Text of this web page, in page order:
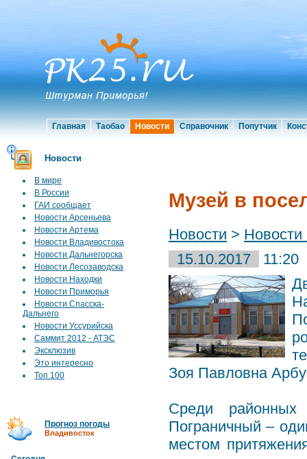
Главная Таобао Новости Справочник Попутчик
Новости
В мире
В России
ГАИ сообщает
Новости Арсеньева
Новости Артема
Новости Владивостока
Новости Дальнегорска
Новости Лесозаводска
Новости Находки
Новости Приморья
Новости Спасска-
Дальнего
Новости Уссурийска
Саммит 2012 - АТЭС
Эксклюзив
Это интересно
Топ 100
Прогноз погоды
Владивосток
Музей в
Новости >
15.10.2017
11:20
Зоя Павловна
Среди
Пограничный –
местом